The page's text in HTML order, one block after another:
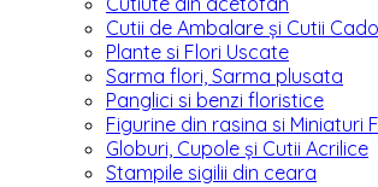
Cutii de Ambalare și Cutii
Plante si Flori Uscate
Sarma flori, Sarma plusata
Panglici si benzi floristice
Figurine din rasina si Miniaturi
Globuri, Cupole și Cutii Acrilice
Stampile sigilii din ceara